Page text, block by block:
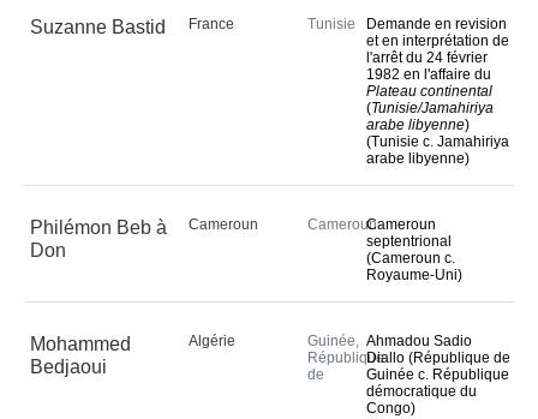
Suzanne Bastid France Tunisie
Demande en revision
et en interprétation de
l'arrêt du 24 février
1982 en l'affaire du
Plateau continental
(Tunisie/Jamahiriya
arabe libyenne)
(Tunisie c. Jamahiriya
arabe libyenne)
Philémon Beb à
Don
Cameroun CamerounCameroun
septentrional
(Cameroun c.
Royaume-Uni)
Mohammed
Bedjaoui
Algérie
Guinée,
République
de
Ahmadou Sadio
Diallo (République de
Guinée c. République
démocratique du
Congo)
Se rendre à la Cour
officiels
Liens
Questions
Recueil des arrêts, avis